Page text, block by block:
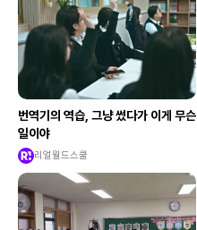
번역기의 역습, 그냥 썼다가 이게 무슨
일이야
리얼월드스쿨